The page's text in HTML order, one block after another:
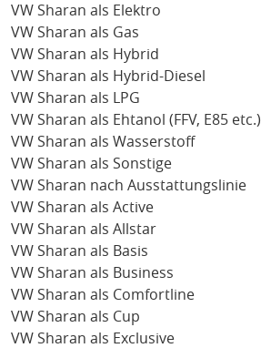
VW Sharan als Elektro
VW Sharan als Gas
VW Sharan als Hybrid
VW Sharan als Hybrid-Diesel
VW Sharan als LPG
VW Sharan als Ehtanol (FFV, E85 etc.)
VW Sharan als Wasserstoff
VW Sharan als Sonstige
VW Sharan nach Ausstattungslinie
VW Sharan als Active
VW Sharan als Allstar
VW Sharan als Basis
VW Sharan als Business
VW Sharan als Comfortline
VW Sharan als Cup
VW Sharan als Exclusive